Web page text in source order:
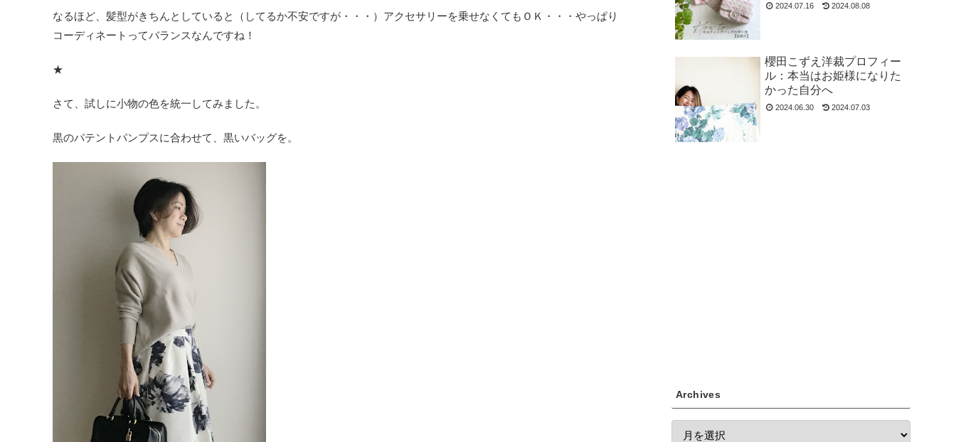
なるほど、髪型がきちんとしていると（してるか不安ですが・・・）アクセサリーを乗せなくてもＯＫ・・・やっぱり
コーディネートってバランスなんですね！
★
さて、試しに小物の色を統一してみました。
黒のパテントパンプスに合わせて、黒いバッグを。
2024.07.16 2024.08.08
櫻田こずえ洋裁プロフィー
ル：本当はお姫様になりた
かった自分へ
2024.06.30 2024.07.03
Archives